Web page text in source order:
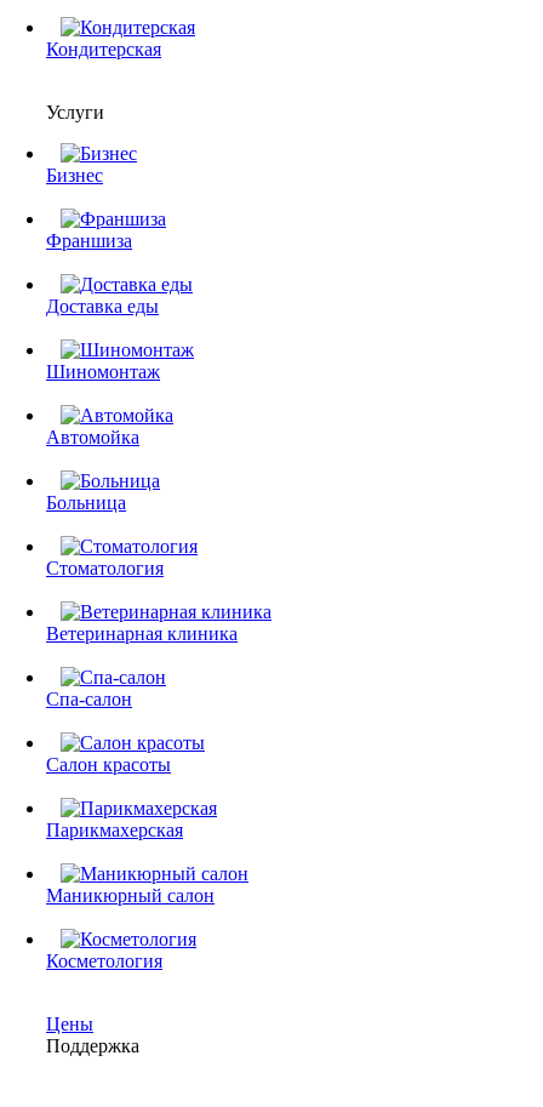
Кондитерская
Услуги
Бизнес
Франшиза
Доставка еды
Шиномонтаж
Автомойка
Больница
Стоматология
Ветеринарная клиника
Спа-салон
Салон красоты
Парикмахерская
Маникюрный салон
Косметология
Цены
Поддержка